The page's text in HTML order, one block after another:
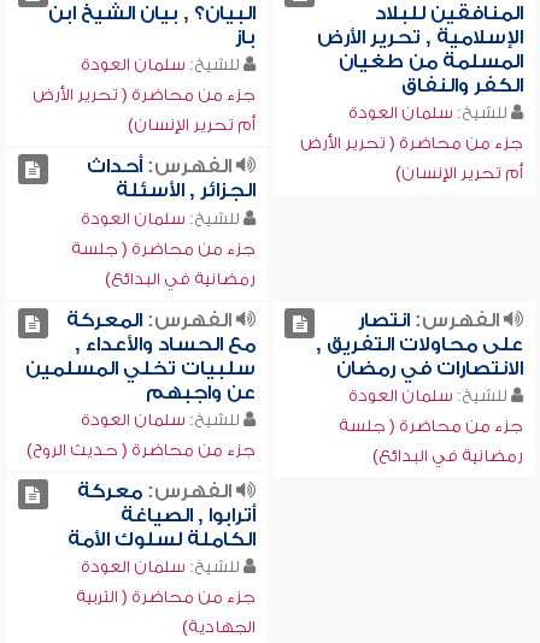
المنافقين للبلاد
الإسلامية , تحرير الأرض
المسلمة من طغيان
الكفر والنفاق
للشيخ: سلمان العودة
جزء من محاضرة ( تحرير الأرض
أم تحرير الإنسان)
البيان؟ , بيان الشيخ ابن
باز
للشيخ: سلمان العودة
جزء من محاضرة ( تحرير الأرض
أم تحرير الإنسان)
الفهرس:أحداث
الجزائر , الأسئلة
للشيخ: سلمان العودة
جزء من محاضرة ( جلسة
رمضانية في البدائع)
الفهرس:انتصار
على محاولات التفريق ,
الانتصارات في رمضان
للشيخ: سلمان العودة
جزء من محاضرة ( جلسة
رمضانية في البدائع)
الفهرس:المعركة
مع الحساد والأعداء ,
سلبيات تخلي المسلمين
عن واجبهم
للشيخ: سلمان العودة
جزء من محاضرة ( حديث الروح)
الفهرس:معركة
أترابوا , الصياغة
الكاملة لسلوك الأمة
للشيخ: سلمان العودة
جزء من محاضرة ( التربية
الجهادية)